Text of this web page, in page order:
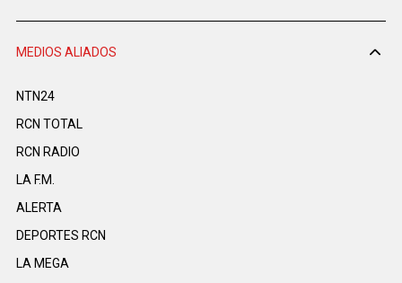
MEDIOS ALIADOS
NTN24
RCN TOTAL
RCN RADIO
LA F.M.
ALERTA
DEPORTES RCN
LA MEGA